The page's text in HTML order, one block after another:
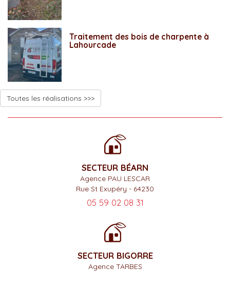
Traitement des bois de charpente à
Lahourcade
Toutes les réalisations >>>
SECTEUR BÉARN
Agence PAU LESCAR
Rue St Exupéry - 64230
05 59 02 08 31
SECTEUR BIGORRE
Agence TARBES